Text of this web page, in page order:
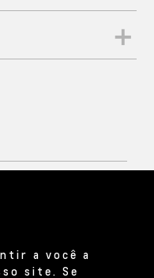
a você a
site. Se